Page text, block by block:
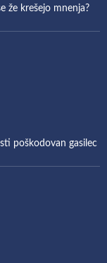
že krešejo mnenja?
poškodovan gasilec